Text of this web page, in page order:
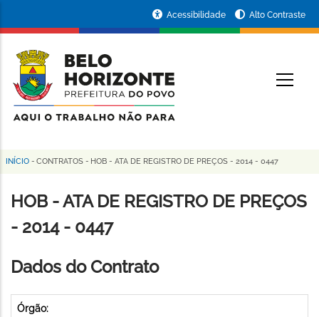
conteúdo
principal
da
Prefeitura
de
Horizonte
Acessibilidade Alto Contraste
Trilha
de
navegação
INÍCIO - CONTRATOS - HOB - ATA DE REGISTRO DE PREÇOS - 2014 - 0447
HOB - ATA DE REGISTRO DE PREÇOS
- 2014 - 0447
Dados do Contrato
Órgão: